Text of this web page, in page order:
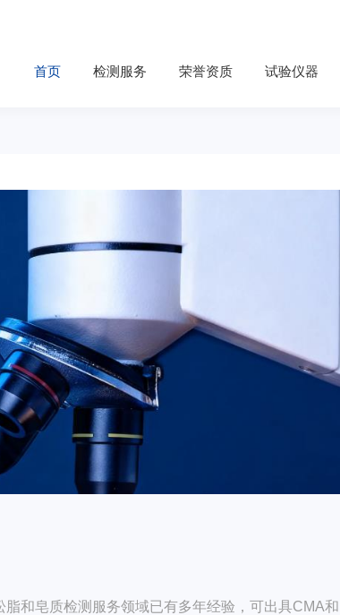
首页 检测服务 荣誉资质 试验仪器
和皂质检测服务领域已有多年经验，可出具CMA和